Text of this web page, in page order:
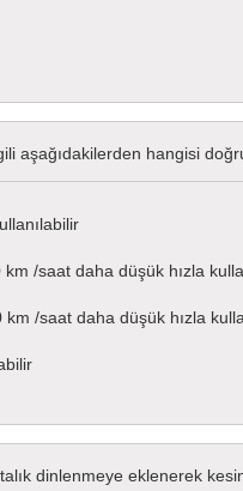
aşağıdakilerden hangisi
/saat daha düşük hızla
/saat daha düşük hızla
dinlenmeye eklenerek